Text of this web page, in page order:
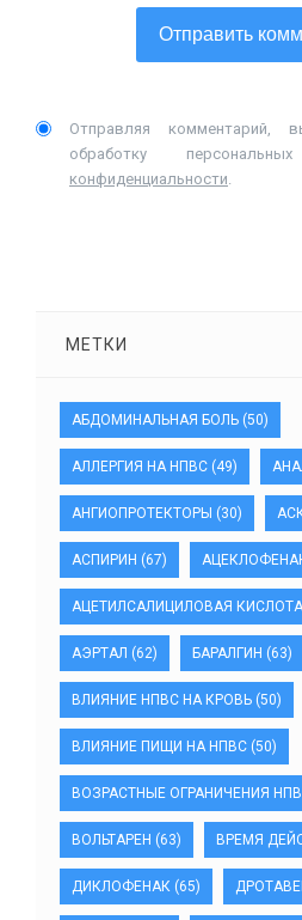
Отправляя
обработку
конфиденциальности.
МЕТКИ
АБДОМИНАЛЬНАЯ БОЛЬ (50)
АЛЛЕРГИЯ НА НПВС (49)
АНГИОПРОТЕКТОРЫ (30)
АСПИРИН (67)
АЦЕТИЛСАЛИЦИЛОВАЯ КИСЛОТА
АЭРТАЛ (62) БАРАЛГИН (63)
ВЛИЯНИЕ НПВС НА КРОВЬ (50)
ВЛИЯНИЕ ПИЩИ НА НПВС (50)
ВОЗРАСТНЫЕ ОГРАНИЧЕНИЯ
ВОЛЬТАРЕН (63) ВРЕМЯ
ДИКЛОФЕНАК (65)